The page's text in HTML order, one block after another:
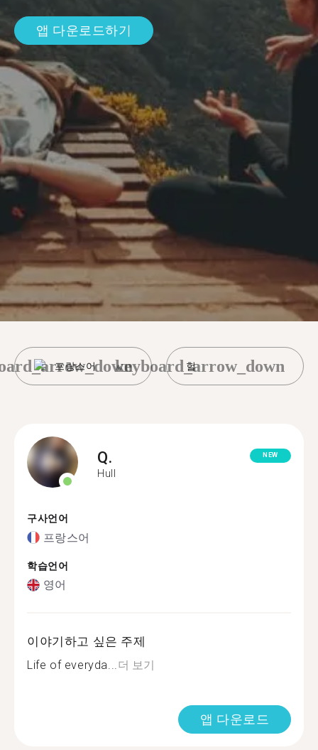
앱 다운로드하기
프랑스어 헐
keyboard_arrow_down
Q.
Hull
NEW
구사언어
프랑스어
학습언어
영어
이야기하고 싶은 주제
Life of everyda...더 보기
앱 다운로드